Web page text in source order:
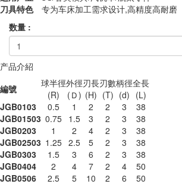
刀具特色
专为车床加工需求设计,高精度高耐磨
数量 :
产品介紹
編號
球半徑
(R)
外徑
(Ｄ)
刃長
(H)
刃數
(T)
柄徑
(d)
全長
(L)
JGB0103
0.5 1 2 2 3
38
JGB01503 0.75 1.5 3 2 3
38
JGB0203
1 2 4 2 3
38
JGB02503 1.25 2.5 5 2 3
38
JGB0303
1.5 3 6 2 3
38
JGB0404
2 4 7 2 4
50
JGB0506
2.5 5 10 2 6
50